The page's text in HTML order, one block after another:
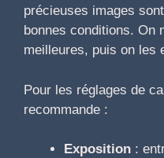
précieuses images
bonnes conditions. On
meilleures, puis on les
Pour les réglages de
recommande :
Exposition :